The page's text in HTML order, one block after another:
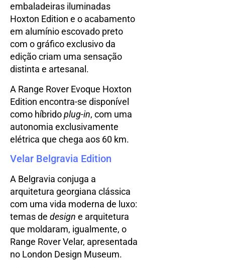
embaladeiras iluminadas
Hoxton Edition e o acabamento
em alumínio escovado preto
com o gráfico exclusivo da
edição criam uma sensação
distinta e artesanal.
A Range Rover Evoque Hoxton
Edition encontra-se disponível
como híbridoplug-in, com uma
autonomia exclusivamente
elétrica que chega aos 60 km.
Velar Belgravia Edition
A Belgravia conjuga a
arquitetura georgiana clássica
com uma vida moderna de luxo:
temas de design e arquitetura
que moldaram, igualmente, o
Range Rover Velar, apresentada
no London Design Museum.